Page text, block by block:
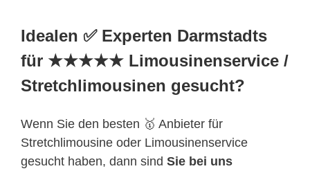
Idealen ✅ Experten Darmstadts
für ★★★★★ Limousinenservice /
Stretchlimousinen gesucht?
Wenn Sie den besten 🥇 Anbieter für
Stretchlimousine oder Limousinenservice
gesucht haben, dann sind Sie bei uns